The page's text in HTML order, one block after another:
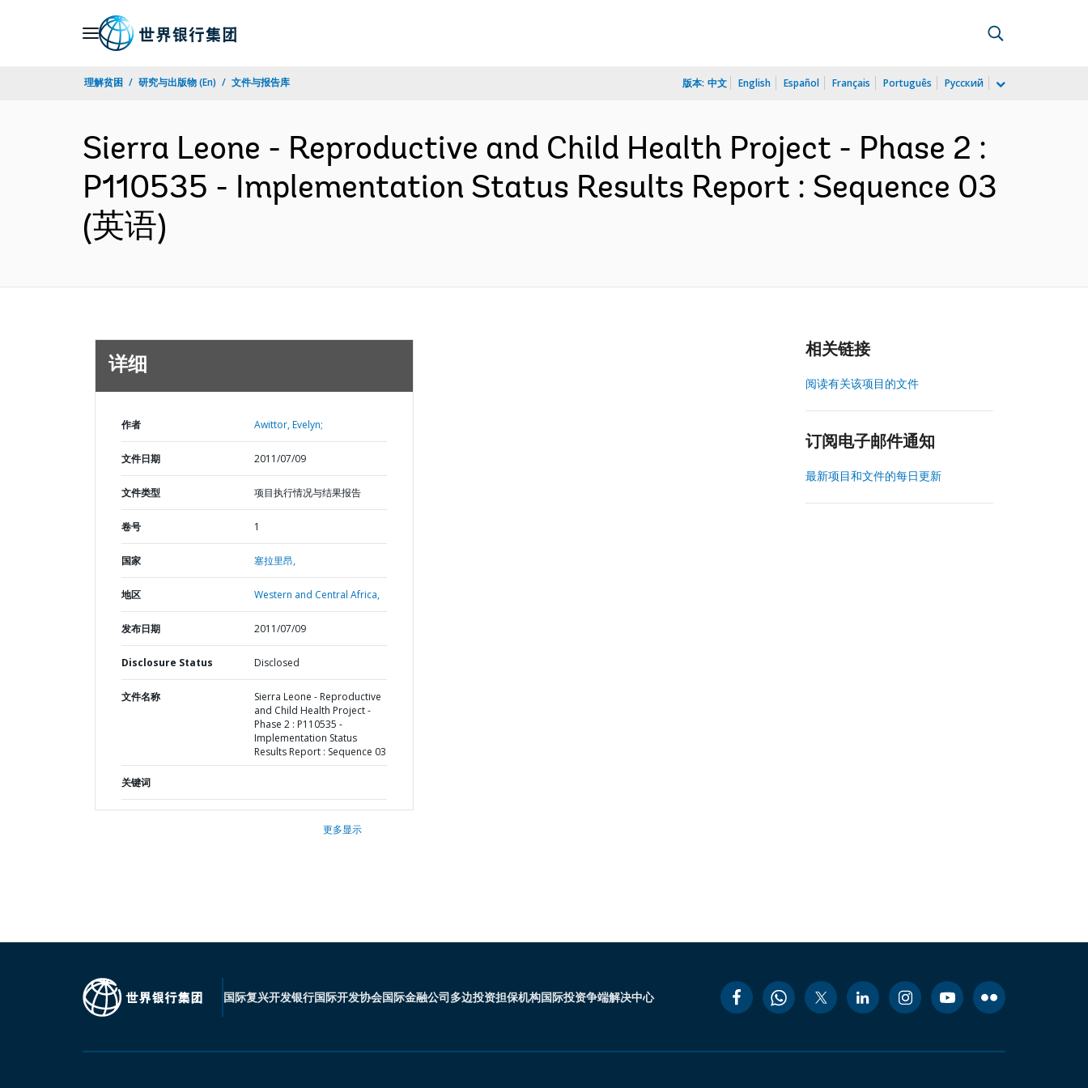
理解贫困 研究与出版物 (En) 文件与报告库 版本: 中文 English Español Français Português Русский
Sierra Leone - Reproductive and Child Health Project - Phase 2 :
P110535 - Implementation Status Results Report : Sequence 03
(英语)
详细
作者 Awittor, Evelyn;
文件日期 2011/07/09
文件类型 项目执行情况与结果报告
卷号 1
国家 塞拉里昂,
地区 Western and Central Africa,
发布日期 2011/07/09
Disclosure Status Disclosed
文件名称
Sierra Leone - Reproductive
and Child Health Project -
Phase 2 : P110535 -
Implementation Status
Results Report : Sequence 03
关键词
更多显示
相关链接
阅读有关该项目的文件
订阅电子邮件通知
最新项目和文件的每日更新
国际复兴开发银行国际开发协会国际金融公司多边投资担保机构国际投资争端解决中心